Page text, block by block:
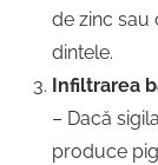
de zinc
dintele.
Infiltrarea
– Dacă
produce